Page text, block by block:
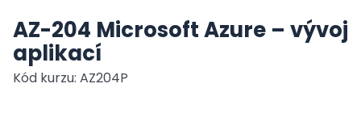
AZ-204 Microsoft Azure – vývoj
aplikací
Kód kurzu: AZ204P